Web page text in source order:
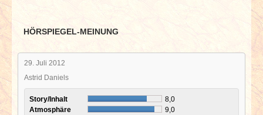
HÖRSPIEGEL-MEINUNG
29. Juli 2012
Astrid Daniels
Story/Inhalt
8,0
Atmosphäre
9,0